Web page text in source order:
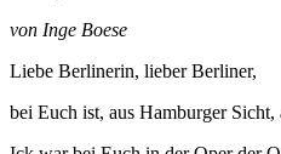
von Inge Boese
Liebe Berlinerin, lieber Berliner,
bei Euch ist, aus Hamburger Sicht,